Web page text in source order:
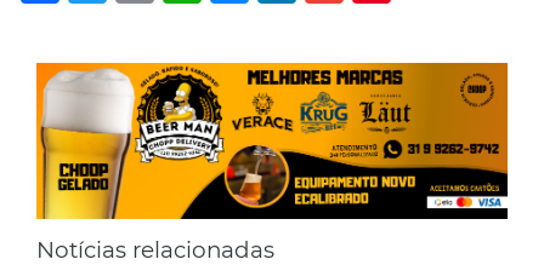
Notícias relacionadas